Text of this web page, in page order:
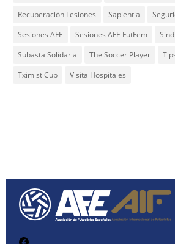
Recuperación Lesiones
Sapientia
Sesiones AFE
Sesiones AFE FutFem
Subasta Solidaria
The Soccer Player
Tximist Cup
Visita Hospitales